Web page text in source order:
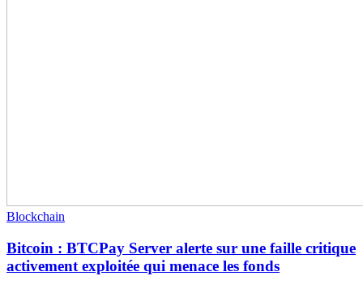
Blockchain
Bitcoin : BTCPay Server alerte sur une faille critique
activement exploitée qui menace les fonds